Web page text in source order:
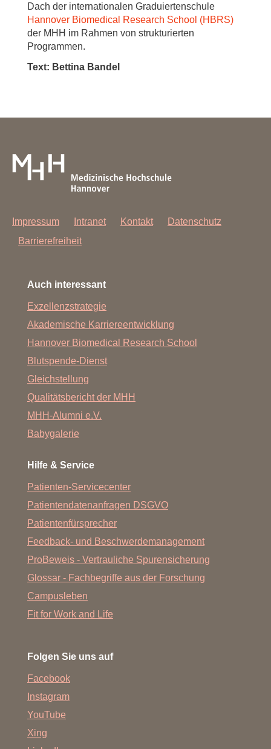
Dach der internationalen Graduiertenschule
Hannover Biomedical Research School (HBRS)
der MHH im Rahmen von strukturierten
Programmen.
Text: Bettina Bandel
Impressum Intranet Kontakt
Datenschutz
Barrierefreiheit
Auch interessant
Exzellenzstrategie
Akademische Karriereentwicklung
Hannover Biomedical Research School
Blutspende-Dienst
Gleichstellung
Qualitätsbericht der MHH
MHH-Alumni e.V.
Babygalerie
Hilfe & Service
Patienten-Servicecenter
Patientendatenanfragen DSGVO
Patientenfürsprecher
Feedback- und Beschwerdemanagement
ProBeweis - Vertrauliche Spurensicherung
Glossar - Fachbegriffe aus der Forschung
Campusleben
Fit for Work and Life
Folgen Sie uns auf
Facebook
Instagram
YouTube
Xing